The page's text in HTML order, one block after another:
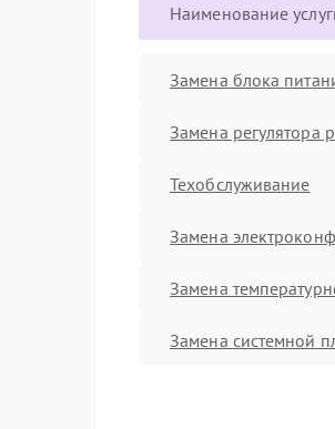
Наименование
Замена блока
Замена
Техобслуживание
Замена
Замена
Замена системной